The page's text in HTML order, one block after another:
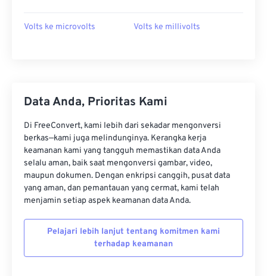
Volts ke microvolts Volts ke millivolts
Data Anda, Prioritas Kami
Di FreeConvert, kami lebih dari sekadar mengonversi
berkas—kami juga melindunginya. Kerangka kerja
keamanan kami yang tangguh memastikan data Anda
selalu aman, baik saat mengonversi gambar, video,
maupun dokumen. Dengan enkripsi canggih, pusat data
yang aman, dan pemantauan yang cermat, kami telah
menjamin setiap aspek keamanan data Anda.
Pelajari lebih lanjut tentang komitmen kami
terhadap keamanan